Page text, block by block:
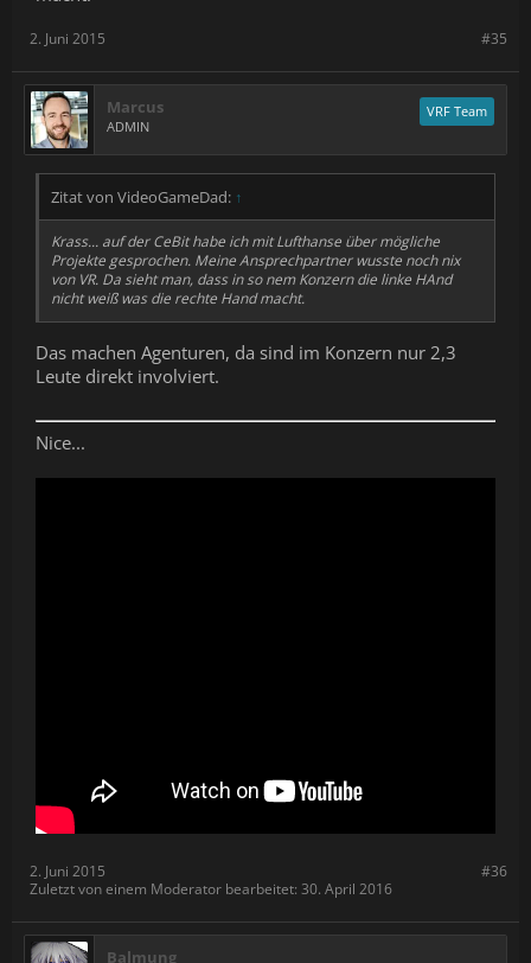
#35
2. Juni 2015
Marcus
ADMIN
VRF Team
Zitat von VideoGameDad: ↑
Krass... auf der CeBit habe ich mit Lufthanse über mögliche
Projekte gesprochen. Meine Ansprechpartner wusste noch nix
von VR. Da sieht man, dass in so nem Konzern die linke HAnd
nicht weiß was die rechte Hand macht.
Das machen Agenturen, da sind im Konzern nur 2,3
Leute direkt involviert.
Nice...
#36
2. Juni 2015
Zuletzt von einem Moderator bearbeitet: 30. April 2016
Balmung